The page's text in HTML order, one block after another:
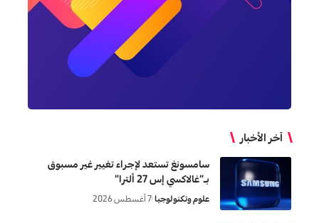
آخر الأخبار
سامسونغ تستعد لإجراء تغيير غير مسبوق
بـ”غالاكسي إس 27 ألترا”
علوم وتكنولوجيا 7 أغسطس 2026